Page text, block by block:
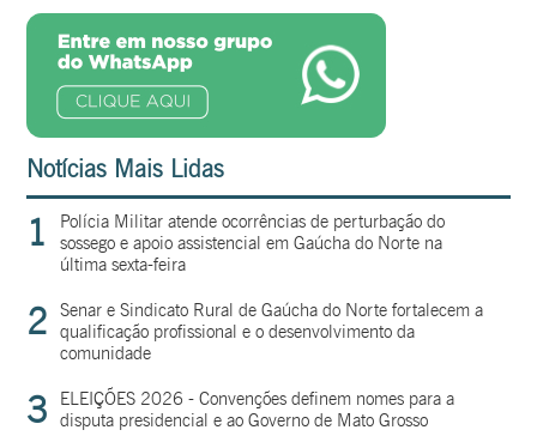
Notícias Mais Lidas
1
Polícia Militar atende ocorrências de perturbação do
sossego e apoio assistencial em Gaúcha do Norte na
última sexta-feira
2
Senar e Sindicato Rural de Gaúcha do Norte fortalecem a
qualificação profissional e o desenvolvimento da
comunidade
3
ELEIÇÕES 2026 - Convenções definem nomes para a
disputa presidencial e ao Governo de Mato Grosso